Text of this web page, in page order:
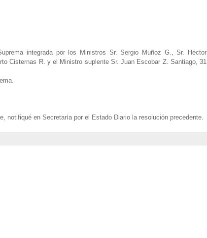
integrada por los Ministros Sr. Sergio Muñoz G., Sr. Héctor
Cisternas R. y el Ministro suplente Sr. Juan Escobar Z. Santiago, 31
notifiqué en Secretaría por el Estado Diario la resolución precedente.